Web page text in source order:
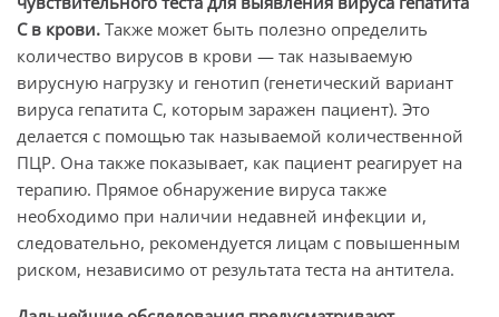
С в крови. Также может быть полезно определить
количество вирусов в крови — так называемую
вирусную нагрузку и генотип (генетический вариант
вируса гепатита С, которым заражен пациент). Это
делается с помощью так называемой количественной
ПЦР. Она также показывает, как пациент реагирует на
терапию. Прямое обнаружение вируса также
необходимо при наличии недавней инфекции и,
следовательно, рекомендуется лицам с повышенным
риском, независимо от результата теста на антитела.